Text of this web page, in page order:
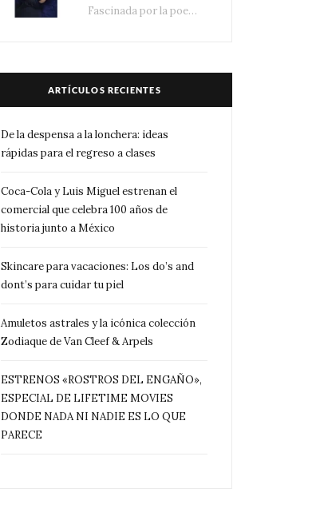
Fascinada por la poesía de las estrellas, la Maison Van Cleef & Arpels celebra la llegada de las…
ARTÍCULOS RECIENTES
De la despensa a la lonchera: ideas
rápidas para el regreso a clases
Coca-Cola y Luis Miguel estrenan el
comercial que celebra 100 años de
historia junto a México
Skincare para vacaciones: Los do’s and
dont’s para cuidar tu piel
Amuletos astrales y la icónica colección
Zodiaque de Van Cleef & Arpels
ESTRENOS «ROSTROS DEL ENGAÑO»,
ESPECIAL DE LIFETIME MOVIES
DONDE NADA NI NADIE ES LO QUE
PARECE